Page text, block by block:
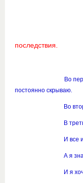
последствия.
Во первых,у
постоянно скрываю.
Во вторых,я
В третьих,я
И все из за
А я знаю,что
И я хочу опять